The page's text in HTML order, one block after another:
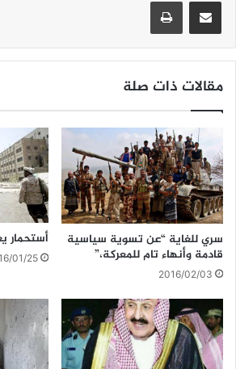
o
o
k
p
مقالات ذات صلة
سري للغاية “عن تسوية سياسية
قادمة وأنهاء تام للمعركة،”
2016/02/03
أستحمار
01/25